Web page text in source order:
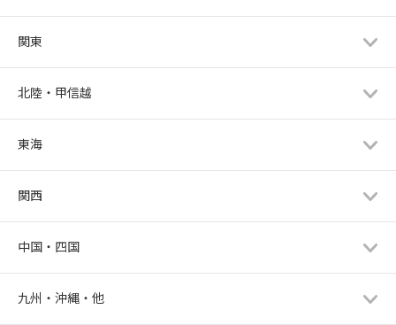
関東
北陸・甲信越
東海
関西
中国・四国
九州・沖縄・他